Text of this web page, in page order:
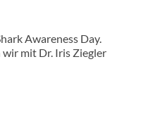
Awareness Day.
wir mit Dr. Iris Ziegler